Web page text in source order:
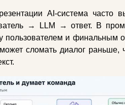
AI-система часто
→ LLM → ответ. В
пользователем и финальным
сломать диалог раньше,